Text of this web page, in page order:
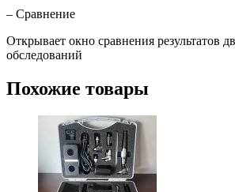
– Сравнение
Открывает окно сравнения результатов
обследований
Похожие товары